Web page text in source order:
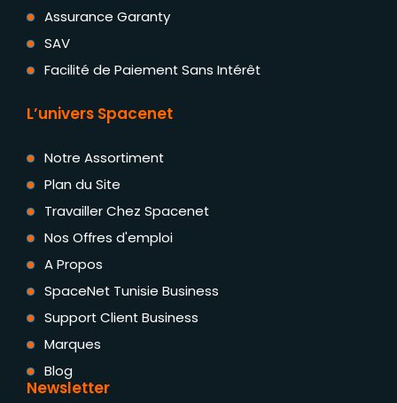
Assurance Garanty
SAV
Facilité de Paiement Sans Intérêt
L’univers Spacenet
Notre Assortiment
Plan du Site
Travailler Chez Spacenet
Nos Offres d'emploi
A Propos
SpaceNet Tunisie Business
Support Client Business
Marques
Blog
Newsletter